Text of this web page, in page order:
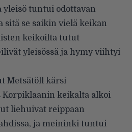
yleisö tuntui odottavan
sitä se saikin vielä keikan
keikoilta tutut
yleisössä ja hymy viihtyi
Metsätöll kärsi
Korpiklaanin keikalta alkoi
liehuivat reippaan
ja meininki tuntui